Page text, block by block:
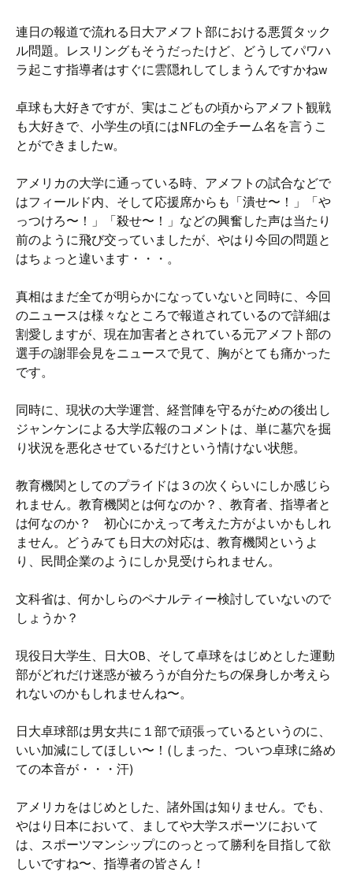
連日の報道で流れる日大アメフト部における悪質タック
ル問題。レスリングもそうだったけど、どうしてパワハ
ラ起こす指導者はすぐに雲隠れしてしまうんですかねw
卓球も大好きですが、実はこどもの頃からアメフト観戦
も大好きで、小学生の頃にはNFLの全チーム名を言うこ
とができましたw。
アメリカの大学に通っている時、アメフトの試合などで
はフィールド内、そして応援席からも「潰せ〜！」「や
っつけろ〜！」「殺せ〜！」などの興奮した声は当たり
前のように飛び交っていましたが、やはり今回の問題と
はちょっと違います・・・。
真相はまだ全てが明らかになっていないと同時に、今回
のニュースは様々なところで報道されているので詳細は
割愛しますが、現在加害者とされている元アメフト部の
選手の謝罪会見をニュースで見て、胸がとても痛かった
です。
同時に、現状の大学運営、経営陣を守るがための後出し
ジャンケンによる大学広報のコメントは、単に墓穴を掘
り状況を悪化させているだけという情けない状態。
教育機関としてのプライドは３の次くらいにしか感じら
れません。教育機関とは何なのか？、教育者、指導者と
は何なのか？ 初心にかえって考えた方がよいかもしれ
ません。どうみても日大の対応は、教育機関というよ
り、民間企業のようにしか見受けられません。
文科省は、何かしらのペナルティー検討していないので
しょうか？
現役日大学生、日大OB、そして卓球をはじめとした運動
部がどれだけ迷惑が被ろうが自分たちの保身しか考えら
れないのかもしれませんね〜。
日大卓球部は男女共に１部で頑張っているというのに、
いい加減にしてほしい〜！(しまった、ついつ卓球に絡め
ての本音が・・・汗)
アメリカをはじめとした、諸外国は知りません。でも、
やはり日本において、ましてや大学スポーツにおいて
は、スポーツマンシップにのっとって勝利を目指して欲
しいですね〜、指導者の皆さん！